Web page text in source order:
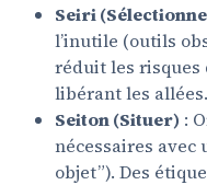
Seiri
l’inutile (outils
réduit les risques
libérant les allées.
Seiton (Situer) :
nécessaires avec
objet”). Des